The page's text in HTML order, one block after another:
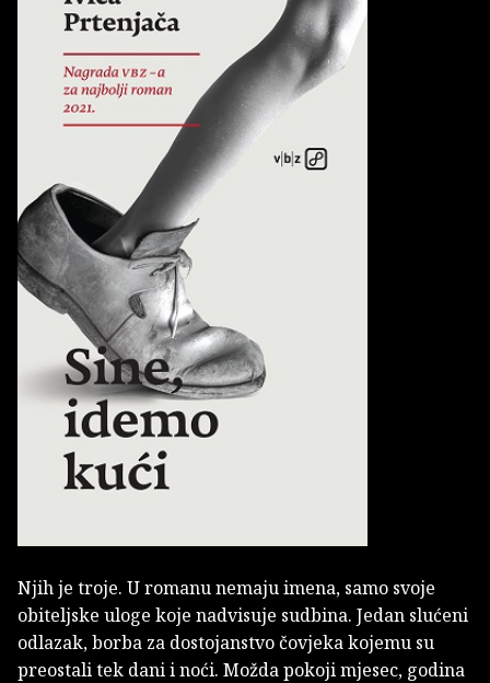
Njih je troje. U romanu nemaju imena, samo svoje
obiteljske uloge koje nadvisuje sudbina. Jedan slućeni
odlazak, borba za dostojanstvo čovjeka kojemu su
preostali tek dani i noći. Možda pokoji mjesec, godina